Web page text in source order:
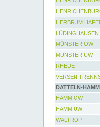
HERBRUM
LÜDINGHAUSEN
MÜNSTER OW
MÜNSTER UW
RHEDE
VERSEN
DATTELN-
HAMM OW
HAMM UW
WALTROP